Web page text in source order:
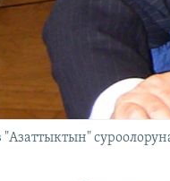
"Азаттыктын"